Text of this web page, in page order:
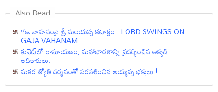
Also Read
గ‌జ వాహ‌నంపై శ్రీ మ‌ల‌య‌ప్ప క‌టాక్షం - LORD SWINGS ON
GAJA VAHANAM
కువైట్‌లో రామాయ‌ణం, మ‌హాభార‌తాన్ని ప్రదర్శించిన అక్కడి
అధికారులు.
మకర జ్యోతి దర్శనంతో పరవశించిన అయ్యప్ప భక్తులు !